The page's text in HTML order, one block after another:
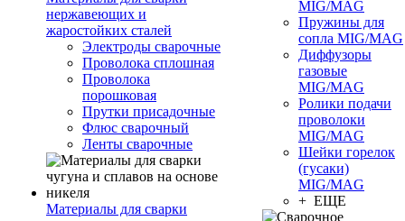
нержавеющих и
жаростойких сталей
Электроды сварочные
Проволока сплошная
Проволока
порошковая
Прутки присадочные
Флюс сварочный
Ленты сварочные
Материалы для сварки
MIG/MAG
Пружины для
сопла MIG/MAG
Диффузоры
газовые
MIG/MAG
Ролики подачи
проволоки
MIG/MAG
Шейки горелок
(гусаки)
MIG/MAG
+ ЕЩЕ